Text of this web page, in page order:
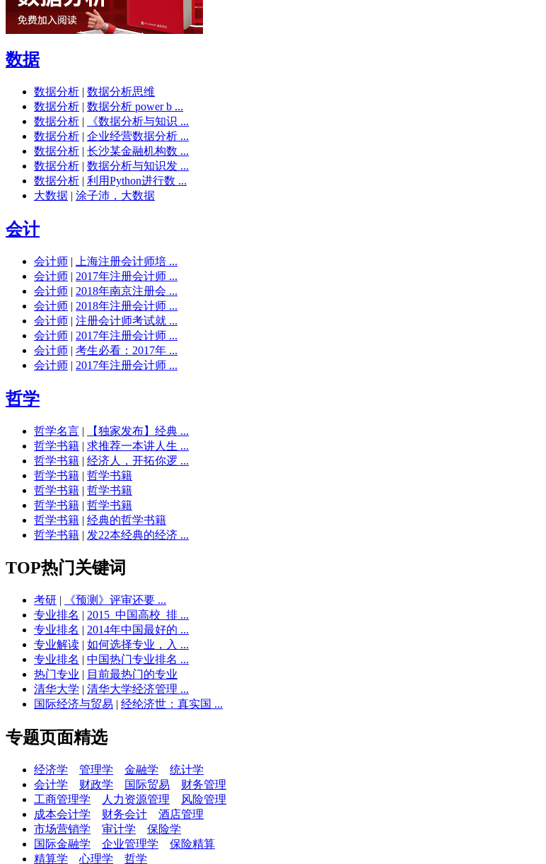
数据
数据分析 | 数据分析思维
数据分析 | 数据分析 power b ...
数据分析 |
《数据分析与知识 ...
数据分析 | 企业经营数据分析 ...
数据分析 | 长沙某金融机构数 ...
数据分析 | 数据分析与知识发 ...
数据分析 | 利用Python进行数 ...
大数据 | 涂子沛，大数据
会计
会计师 |
上海注册会计师培 ...
会计师 | 2017年注册会计师 ...
会计师 | 2018年南京注册会 ...
会计师 | 2018年注册会计师 ...
会计师 | 注册会计师考试就 ...
会计师 | 2017年注册会计师 ...
会计师 | 考生必看：2017年 ...
会计师 | 2017年注册会计师 ...
哲学
哲学名言 |
【独家发布】经典 ...
哲学书籍 | 求推荐一本讲人生 ...
哲学书籍 | 经济人，开拓你逻 ...
哲学书籍 | 哲学书籍
哲学书籍 | 哲学书籍
哲学书籍 | 哲学书籍
哲学书籍 | 经典的哲学书籍
哲学书籍 | 发22本经典的经济 ...
TOP热门关键词
考研 |
《预测》评审还要 ...
专业排名 | 2015_中国高校_排 ...
专业排名 | 2014年中国最好的 ...
专业解读 | 如何选择专业，入 ...
专业排名 | 中国热门专业排名 ...
热门专业 | 目前最热门的专业
清华大学 | 清华大学经济管理 ...
国际经济与贸易 | 经纶济世：真实国 ...
专题页面精选
经济学 管理学 金融学
统计学
会计学
财政学 国际贸易
财务管理
工商管理学
人力资源管理
风险管理
成本会计学
财务会计
酒店管理
市场营销学
审计学
保险学
国际金融学
企业管理学
保险精算
精算学
心理学 哲学